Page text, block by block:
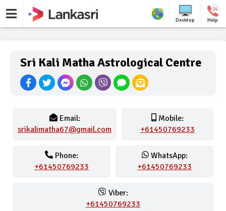
Desktop Help
Sri Kali Matha Astrological Centre
Email:
srikalimatha67@gmail.com
Mobile:
+61450769233
Phone:
+61450769233
WhatsApp:
+61450769233
Viber:
+61450769233